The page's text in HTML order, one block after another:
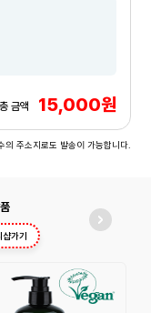
총 금액 15,000원
주소지로도 발송이 가능합니다.
샵가기